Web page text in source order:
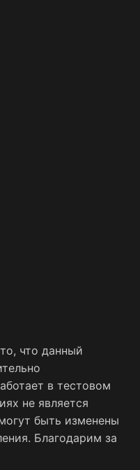
что данный
в тестовом
не является
быть изменены
Благодарим за